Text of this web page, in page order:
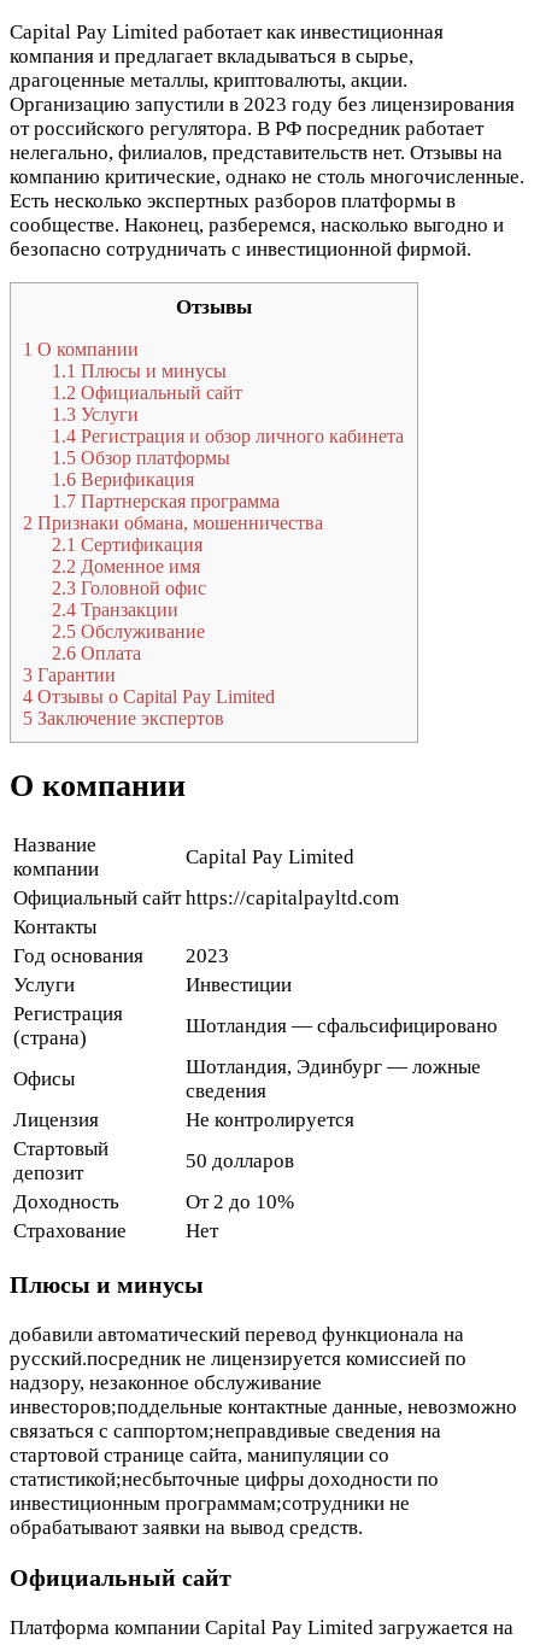
Capital Pay Limited работает как инвестиционная
компания и предлагает вкладываться в сырье,
драгоценные металлы, криптовалюты, акции.
Организацию запустили в 2023 году без лицензирования
от российского регулятора. В РФ посредник работает
нелегально, филиалов, представительств нет. Отзывы на
компанию критические, однако не столь многочисленные.
Есть несколько экспертных разборов платформы в
сообществе. Наконец, разберемся, насколько выгодно и
безопасно сотрудничать с инвестиционной фирмой.
Отзывы
1 О компании
1.1 Плюсы и минусы
1.2 Официальный сайт
1.3 Услуги
1.4 Регистрация и обзор личного кабинета
1.5 Обзор платформы
1.6 Верификация
1.7 Партнерская программа
2 Признаки обмана, мошенничества
2.1 Сертификация
2.2 Доменное имя
2.3 Головной офис
2.4 Транзакции
2.5 Обслуживание
2.6 Оплата
3 Гарантии
4 Отзывы о Capital Pay Limited
5 Заключение экспертов
О компании
Название
компании
Capital Pay Limited
Официальный сайт https://capitalpayltd.com
Контакты
Год основания
2023
Услуги
Инвестиции
Регистрация
(страна)
Шотландия — сфальсифицировано
Офисы
Шотландия, Эдинбург — ложные
сведения
Лицензия
Не контролируется
Стартовый
депозит
50 долларов
Доходность
От 2 до 10%
Страхование
Нет
Плюсы и минусы
добавили автоматический перевод функционала на
русский.посредник не лицензируется комиссией по
надзору, незаконное обслуживание
инвесторов;поддельные контактные данные, невозможно
связаться с саппортом;неправдивые сведения на
стартовой странице сайта, манипуляции со
статистикой;несбыточные цифры доходности по
инвестиционным программам;сотрудники не
обрабатывают заявки на вывод средств.
Официальный сайт
Платформа компании Capital Pay Limited загружается на